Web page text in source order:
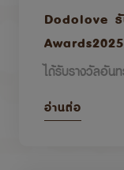
Dodolove
Awards2025
ได้รับรางวัลอัน
อ่านต่อ